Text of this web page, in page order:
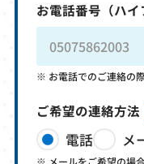
お電話番号 （ハ
お電話でのご連絡の
ご希望の連絡方法
電話 メ